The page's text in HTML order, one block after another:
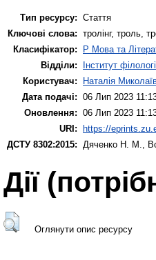
Тип ресурсу: Стаття
Ключові слова: тролінг, троль,
Класифікатор:
P Мова та
Відділи:
Інститут
Користувач:
Наталія
Дата подачі: 06 Лип 2023
Оновлення: 06 Лип 2023
URI: https://
ДСТУ 8302:2015:
Дяченко Н. М.
Дії
Оглянути опис ресурсу